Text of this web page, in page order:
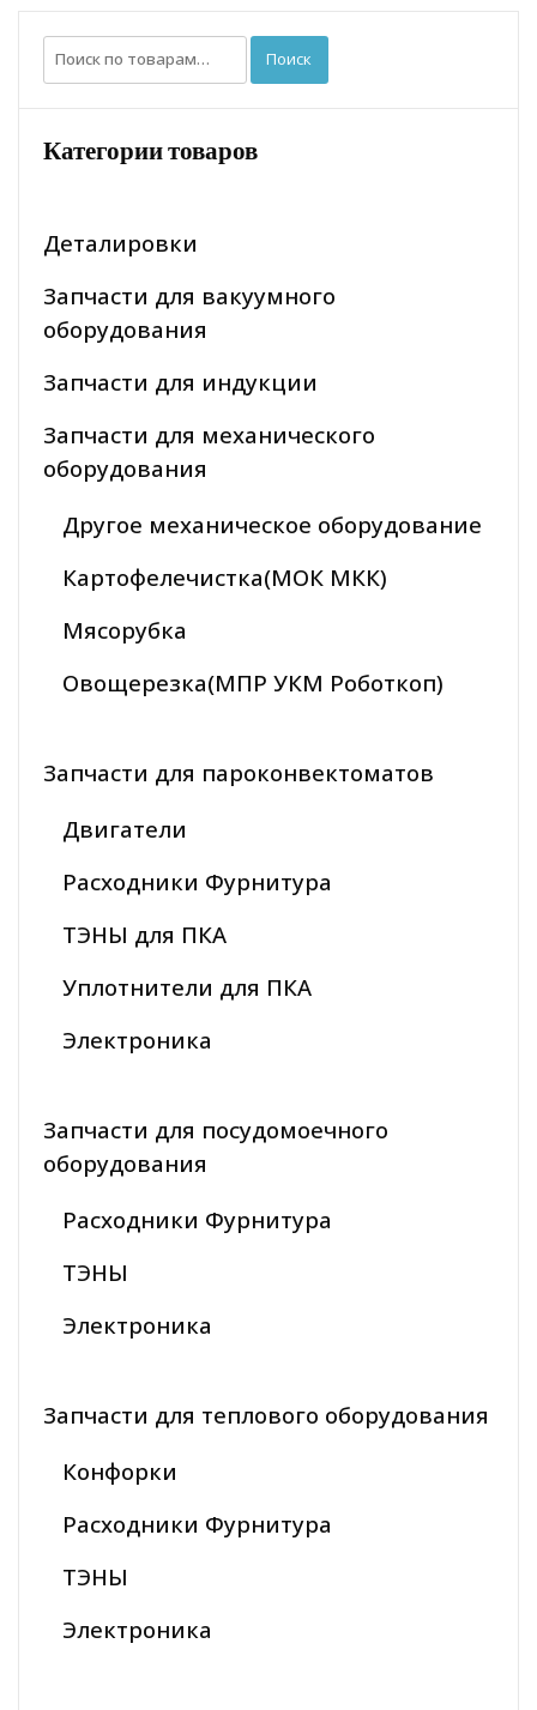
Искать: Поиск
Категории товаров
Деталировки
Запчасти для вакуумного
оборудования
Запчасти для индукции
Запчасти для механического
оборудования
Другое механическое оборудование
Картофелечистка(МОК МКК)
Мясорубка
Овощерезка(МПР УКМ Роботкоп)
Запчасти для пароконвектоматов
Двигатели
Расходники Фурнитура
ТЭНЫ для ПКА
Уплотнители для ПКА
Электроника
Запчасти для посудомоечного
оборудования
Расходники Фурнитура
ТЭНЫ
Электроника
Запчасти для теплового оборудования
Конфорки
Расходники Фурнитура
ТЭНЫ
Электроника